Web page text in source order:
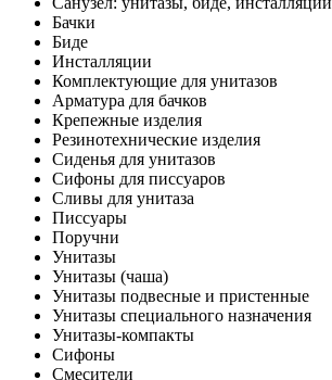
Бачки
Биде
Инсталляции
Комплектующие для унитазов
Арматура для бачков
Крепежные изделия
Резинотехнические изделия
Сиденья для унитазов
Сифоны для писсуаров
Сливы для унитаза
Писсуары
Поручни
Унитазы
Унитазы (чаша)
Унитазы подвесные и пристенные
Унитазы специального назначения
Унитазы-компакты
Сифоны
Смесители